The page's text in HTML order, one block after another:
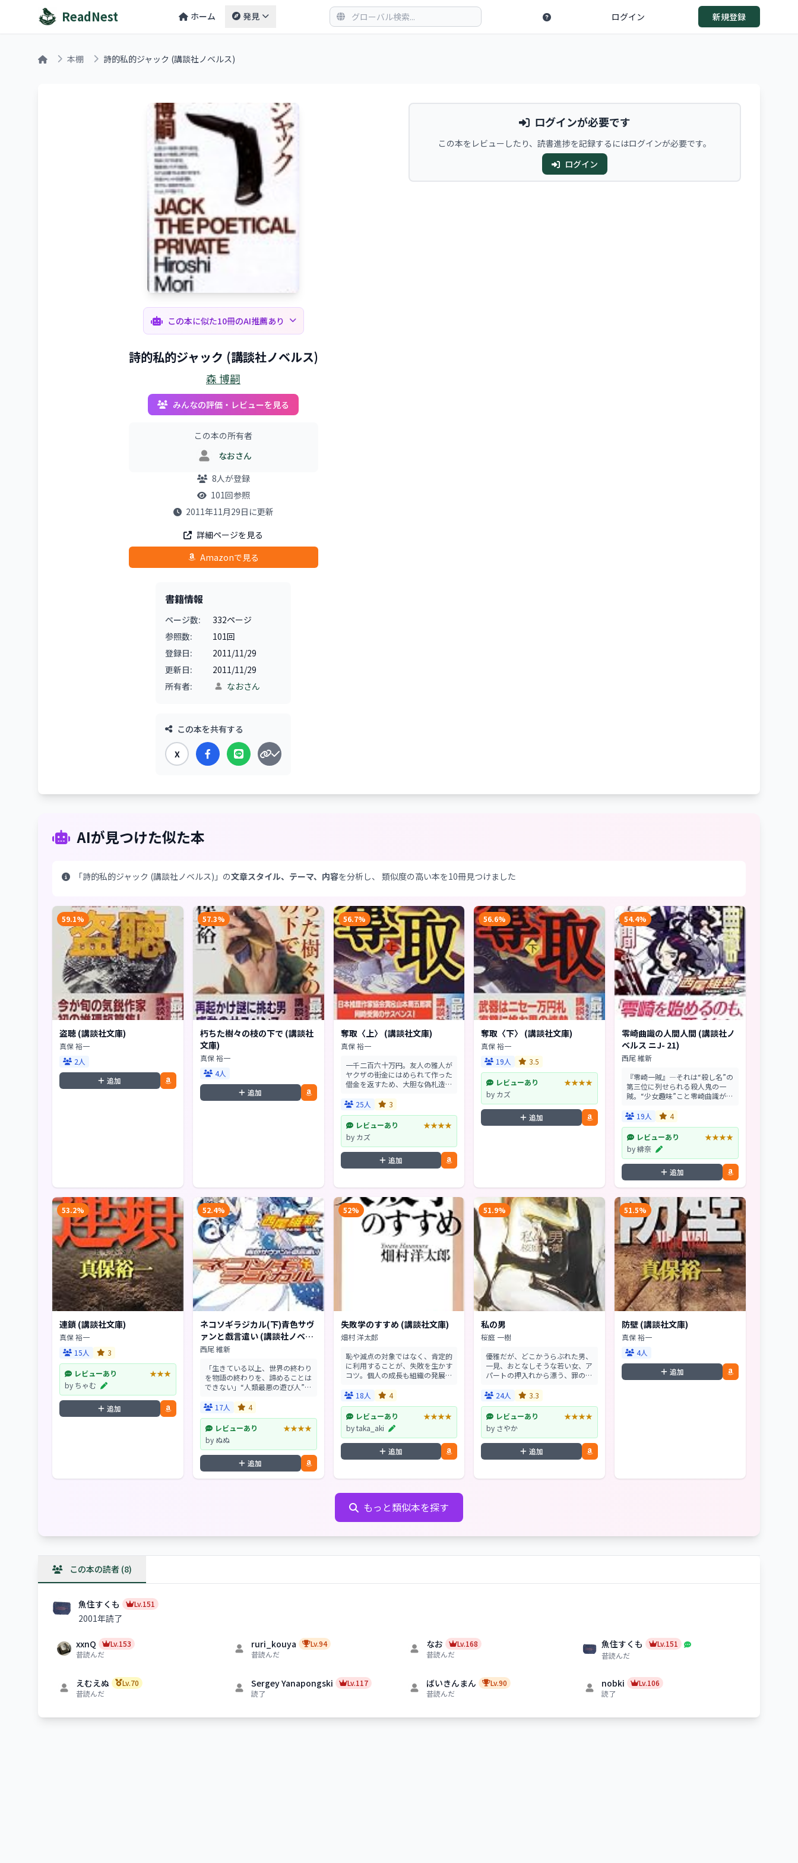
ReadNest ホーム 発見 ログイン 新規登録
本棚 詩的私的ジャック (講談社ノベルス)
この本に似た10冊のAI推薦あり
詩的私的ジャック (講談社ノベルス)
森 博嗣
みんなの評価・レビューを見る
この本の所有者
なおさん
8人が登録
101回参照
2011年11月29日に更新
詳細ページを見る
Amazonで見る
書籍情報
ページ数:
332ページ
参照数:
101回
登録日:
2011/11/29
更新日:
2011/11/29
所有者:
なおさん
この本を共有する
X
ログインが必要です
この本をレビューしたり、読書進捗を記録するにはログインが必要です。
ログイン
AIが見つけた似た本
「詩的私的ジャック (講談社ノベルス)」の文章スタイル、テーマ、内容を分析し、 類似度の高い本を10冊見つけました
59.1%
盗聴 (講談社文庫)
真保 裕一
2人
追加
57.3%
朽ちた樹々の枝の下で (講談社
文庫)
真保 裕一
4人
追加
56.7%
奪取〈上〉 (講談社文庫)
真保 裕一
一千二百六十万円。友人の雅人が
ヤクザの街金にはめられて作った
借金を返すため、大胆な偽札造り
22歳。パソコンや機械に詳しい
手まであと一歩と迫っ...
25人 3
レビューあり
★★★★
by カズ
追加
56.6%
奪取〈下〉 (講談社文庫)
真保 裕一
19人
3.5
レビューあり
★★★★
by カズ
追加
54.4%
零崎曲識の人間人間 (講談社ノ
ベルス ニJ- 21)
西尾 維新
『零崎一賊』―それは“殺し名”の
第三位に列せられる殺人鬼の一
賊。“少女趣味”こと零崎曲識が、
いに表舞台に現れた。一賊の結束
識の闘いが今、始...
19人 4
レビューあり
★★★★
by 緋奈
追加
53.2%
連鎖 (講談社文庫)
真保 裕一
15人
3
レビューあり
★★★
by ちゃむ
追加
52.4%
ネコソギラジカル(下)青色サヴ
ァンと戯言遣い (講談社ノベル
ス)
西尾 維新
「生きている以上、世界の終わり
を物語の終わりを、諦めることは
できない」“人類最悪の遊び人”た
と“戯言遣い”に断言する。玖渚友
て、復活する哀川潤....
17人 4
レビューあり
★★★★
by ぬぬ
追加
52%
失敗学のすすめ (講談社文庫)
畑村 洋太郎
恥や減点の対象ではなく、肯定的
に利用することが、失敗を生かす
コツ。個人の成長も組織の発展
違う。さらに新たな創造のヒント
方法も示される―。「失...
18人 4
レビューあり
★★★★
by taka_aki
追加
51.9%
私の男
桜庭 一樹
優雅だが、どこかうらぶれた男、
一見、おとなしそうな若い女、ア
パートの押入れから漂う、罪の異
はならない、人と獣の境はどこに
た父娘の過去に遡る―...
24人 3.3
レビューあり
★★★★
by さやか
追加
51.5%
防壁 (講談社文庫)
真保 裕一
4人
追加
もっと類似本を探す
この本の読者 (8)
魚住すくも Lv.151
2001年読了
xxnQ
Lv.153
昔読んだ
ruri_kouya
Lv.94
昔読んだ
なお
Lv.168
昔読んだ
魚住すくも
Lv.151
昔読んだ
えむえぬ
Lv.70
昔読んだ
Sergey Yanapongski
Lv.117
読了
ばいきんまん
Lv.90
昔読んだ
nobki
Lv.106
読了